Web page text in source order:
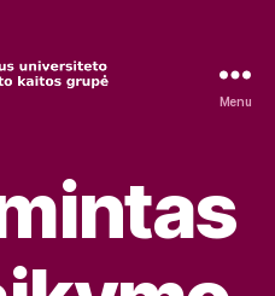
kaitos
grupė
Menu